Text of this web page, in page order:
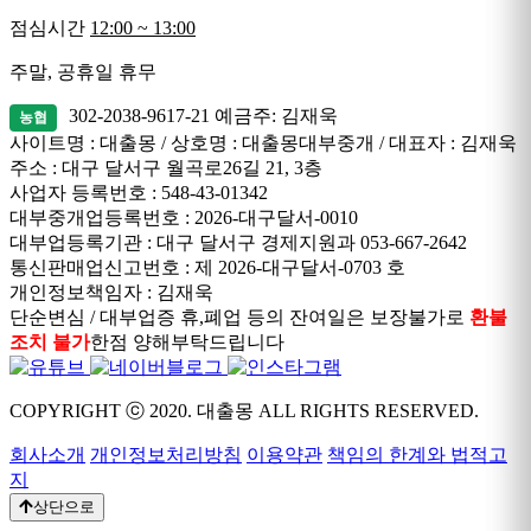
점심시간 12:00 ~ 13:00
주말, 공휴일 휴무
농협 302-2038-9617-21 예금주: 김재욱
사이트명 : 대출몽 / 상호명 : 대출몽대부중개 / 대표자 : 김재욱
주소 : 대구 달서구 월곡로26길 21, 3층
사업자 등록번호 : 548-43-01342
대부중개업등록번호 : 2026-대구달서-0010
대부업등록기관 : 대구 달서구 경제지원과 053-667-2642
통신판매업신고번호 : 제 2026-대구달서-0703 호
개인정보책임자 : 김재욱
단순변심 / 대부업증 휴,폐업 등의 잔여일은 보장불가로 환불
조치 불가한점 양해부탁드립니다
COPYRIGHT ⓒ 2020. 대출몽 ALL RIGHTS RESERVED.
회사소개 개인정보처리방침 이용약관 책임의 한계와 법적고
지
상단으로